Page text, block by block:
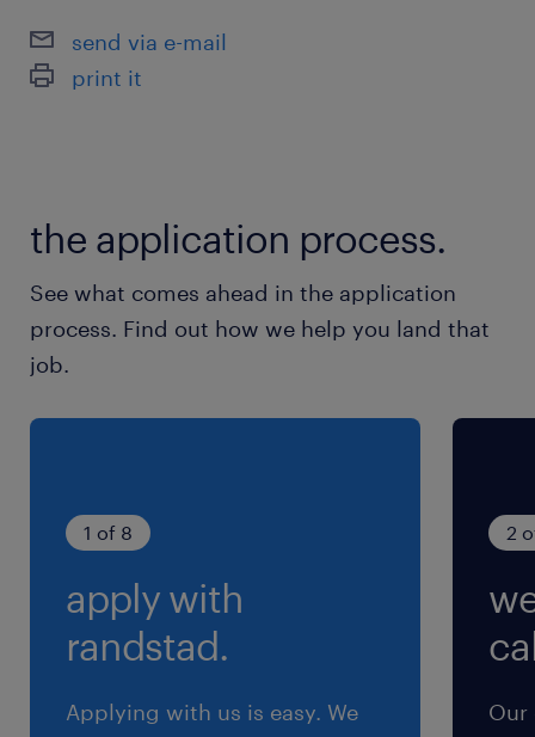
土曜日 日曜日 祝日
賞与
雇用期間
期間の定めなし
send via e-mail
print it
the application process.
See what comes ahead in the application
process. Find out how we help you land that
job.
1 of 8
apply with
randstad.
Applying with us is easy. We
2
Our